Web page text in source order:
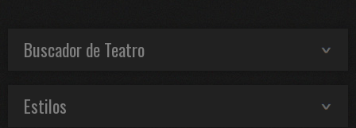
Buscador de Teatro
Estilos